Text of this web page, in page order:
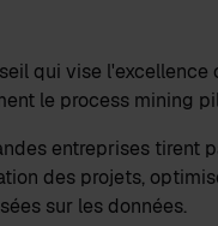
qui vise
le process mining
entreprises tirent
des projets,
sur les données.